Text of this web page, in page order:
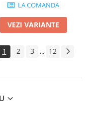
LA COMANDA
VEZI VARIANTE
1 2 3 ... 12